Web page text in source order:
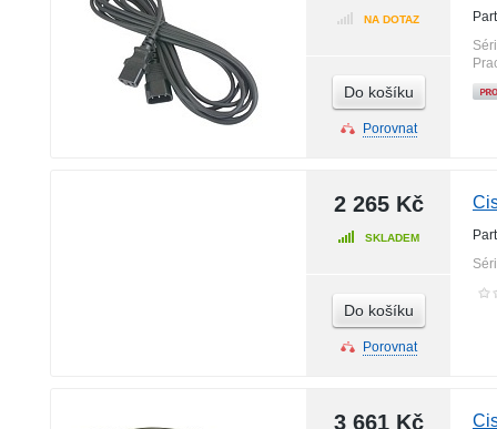
NA DOTAZ
Do košíku
Porovnat
2 265 Kč
SKLADEM
Do košíku
Porovnat
3 661 Kč